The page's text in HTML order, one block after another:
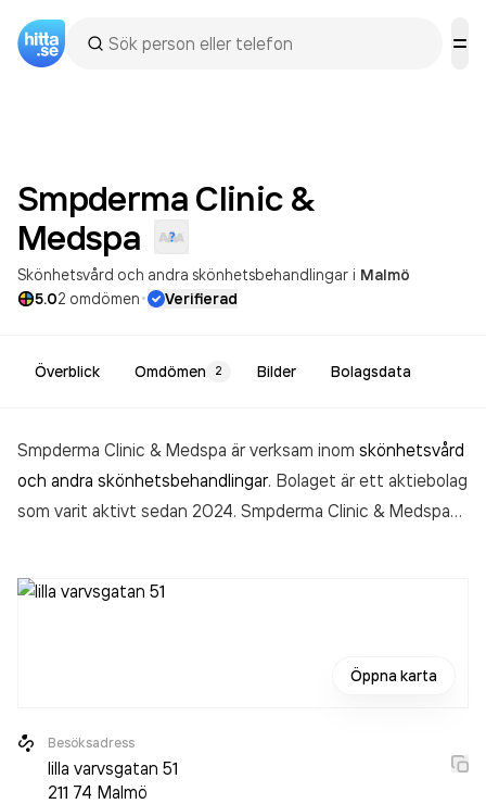
Smpderma Clinic &
Medspa
Skönhetsvård och andra skönhetsbehandlingar i Malmö
5.02 omdömen· Verifierad
Överblick Omdömen 2 Bilder Bolagsdata
Smpderma Clinic & Medspa är verksam inom skönhetsvård
och andra skönhetsbehandlingar. Bolaget är ett aktiebolag
som varit aktivt sedan 2024. Smpderma Clinic & Medspa
Öppna karta
Besöksadress
lilla varvsgatan 51
211 74 Malmö